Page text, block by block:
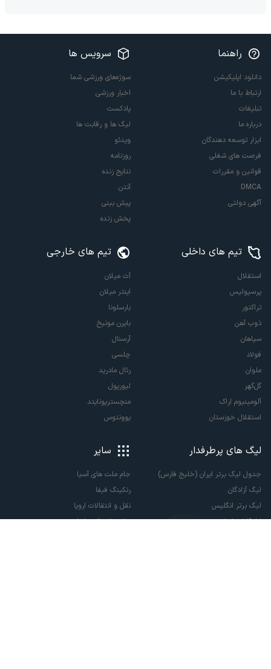
راهنما
دانلود اپلیکیشن
ارتباط با ما
تبلیغات
درباره ما
ابزار توسعه دهندگان
فرصت های شغلی
قوانین و مقررات
DMCA
آگهی دولتی
سرویس ها
سوژه‌های ورزشی شما
اخبار ورزشی
پادکست
لیگ ها و رقابت ها
ویدئو
روزنامه
نتایج زنده
آنتن
پیش بینی
پخش زنده
تیم های داخلی
استقلال
پرسپولیس
تراکتور
ذوب آهن
سپاهان
فولاد
ملوان
گل‌گهر
آلومینیوم اراک
استقلال خوزستان
تیم های خارجی
آث میلان
اینتر میلان
بارسلونا
بایرن مونیخ
آرسنال
چلسی
رئال مادرید
لیورپول
منچستریونایتد
یوونتوس
لیگ های پرطرفدار
جدول لیگ برتر ایران (خلیج فارس)
لیگ آزادگان
لیگ برتر انگلیس
لالیگا اسپانیا
سایر
جام ملت های آسیا
رنکینگ فیفا
نقل و انتقالات اروپا
نقل و انتقالات ایران